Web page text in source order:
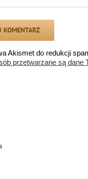
Akismet do redukcji
przetwarzane są dane